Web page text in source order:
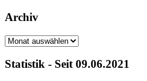
Archiv
Archiv
Statistik - Seit 09.06.2021